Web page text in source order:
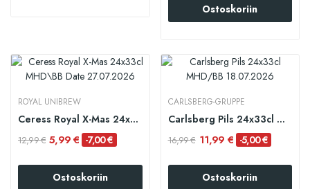
Ostoskoriin
ROYAL UNIBREW
Ceress Royal X-Mas 24x33cl MHD\BB Date 27.07.2026
12,99 € 5,99 € -7,00 €
Ostoskoriin
CARLSBERG-GRUPPE
Carlsberg Pils 24x33cl MHD/BB 18.07.2026
16,99 € 11,99 € -5,00 €
Ostoskoriin